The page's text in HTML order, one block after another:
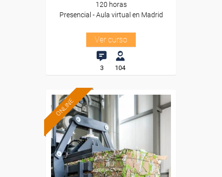
120 horas
Presencial - Aula virtual en Madrid
Ver curso
3 104
ONLINE
Formación 100%
subvencionada.
Para desempleados,
trabajadores y autónomos.